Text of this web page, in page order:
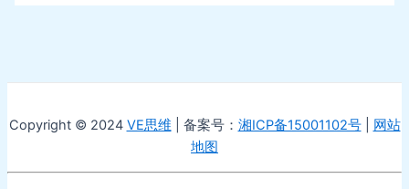
Copyright © 2024 VE思维 | 备案号： 湘ICP备15001102号| 网站
地图